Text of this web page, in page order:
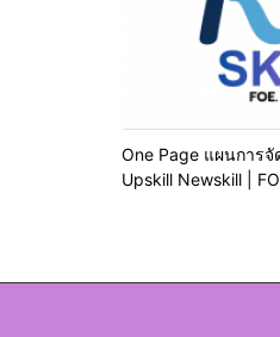
One Page แผนการจั
Upskill Newskill |